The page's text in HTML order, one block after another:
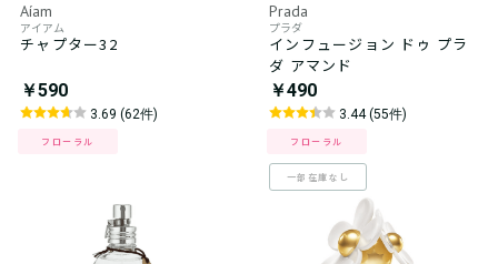
Aíam
アイアム
チャプター32
￥590
3.69 (62件)
フローラル
Prada
プラダ
インフュージョン ドゥ プラ
ダ アマンド
￥490
3.44 (55件)
フローラル
一部在庫なし